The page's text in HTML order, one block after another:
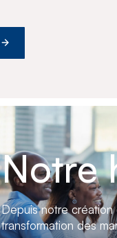
Notre
Depuis notre création
transformation des